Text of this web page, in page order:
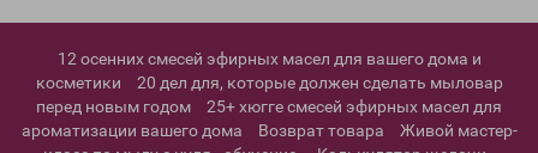
12 осенних смесей эфирных масел для вашего дома и
косметики
20 дел для, которые должен сделать мыловар
перед новым годом
25+ хюгге смесей эфирных масел для
ароматизации вашего дома
Возврат товара
Живой мастер-